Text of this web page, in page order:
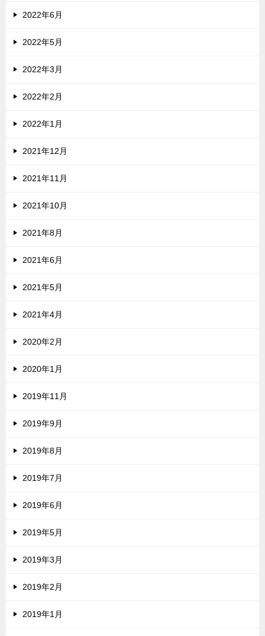
2022年6月
2022年5月
2022年3月
2022年2月
2022年1月
2021年12月
2021年11月
2021年10月
2021年8月
2021年6月
2021年5月
2021年4月
2020年2月
2020年1月
2019年11月
2019年9月
2019年8月
2019年7月
2019年6月
2019年5月
2019年3月
2019年2月
2019年1月